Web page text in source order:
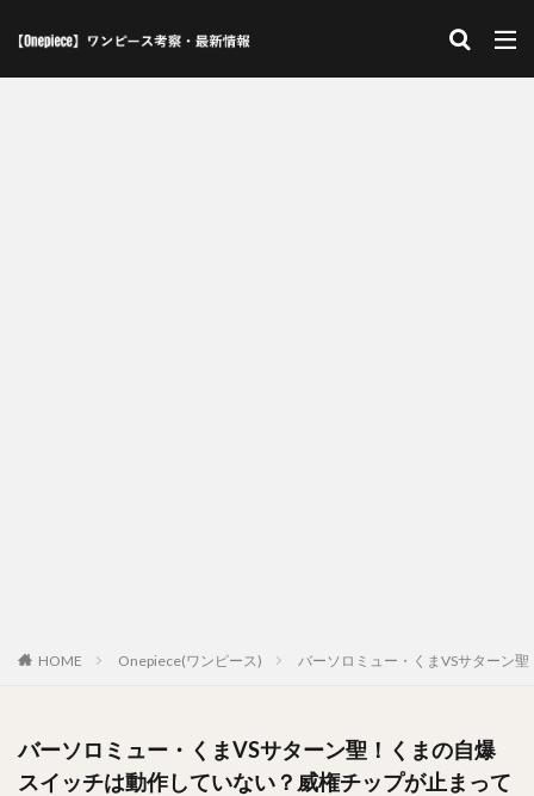
HOME Onepiece(ワンピース) バーソロミュー・くまVSサターン
バーソロミュー・くまVSサターン聖！くまの自爆
スイッチは動作していない？威権チップが止まって